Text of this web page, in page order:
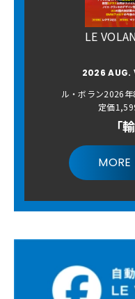
LE
2026 AUG.
ル・ボラン2026
定価
「